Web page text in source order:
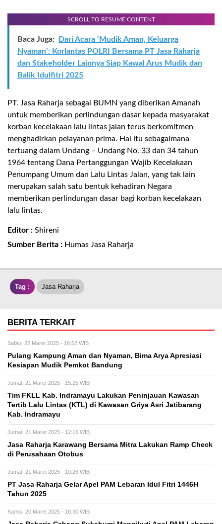
SCROLL TO RESUME CONTENT
Baca Juga:
Dari Acara ‘Mudik Aman, Keluarga
Nyaman’: Korlantas POLRI Bersama PT Jasa Raharja
dan Stakeholder Lainnya Siap Kawal Arus Mudik dan
Balik Idulfitri 2025
PT. Jasa Raharja sebagai BUMN yang diberikan Amanah
untuk memberikan perlindungan dasar kepada masyarakat
korban kecelakaan lalu lintas jalan terus berkomitmen
menghadirkan pelayanan prima. Hal itu sebagaimana
tertuang dalam Undang – Undang No. 33 dan 34 tahun
1964 tentang Dana Pertanggungan Wajib Kecelakaan
Penumpang Umum dan Lalu Lintas Jalan, yang tak lain
merupakan salah satu bentuk kehadiran Negara
memberikan perlindungan dasar bagi korban kecelakaan
lalu lintas.
Editor : Shireni
Sumber Berita : Humas Jasa Raharja
Tag : Jasa Raharja
BERITA TERKAIT
Sabtu, 22 Maret 2025 - 16:52 WIB
Pulang Kampung Aman dan Nyaman, Bima Arya Apresiasi
Kesiapan Mudik Pemkot Bandung
Jumat, 21 Maret 2025 - 15:25 WIB
Tim FKLL Kab. Indramayu Lakukan Peninjauan Kawasan
Tertib Lalu Lintas (KTL) di Kawasan Griya Asri Jatibarang
Kab. Indramayu
Jumat, 21 Maret 2025 - 12:16 WIB
Jasa Raharja Karawang Bersama Mitra Lakukan Ramp Check
di Perusahaan Otobus
Jumat, 21 Maret 2025 - 10:26 WIB
PT Jasa Raharja Gelar Apel PAM Lebaran Idul Fitri 1446H
Tahun 2025
Kamis, 20 Maret 2025 - 16:30 WIB